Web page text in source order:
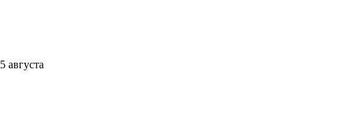
5 августа